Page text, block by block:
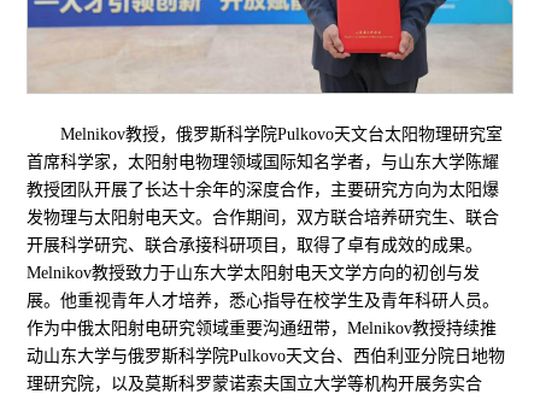
Melnikov教授，俄罗斯科学院Pulkovo天文台太阳物理研究室
首席科学家，太阳射电物理领域国际知名学者，与山东大学陈耀
教授团队开展了长达十余年的深度合作，主要研究方向为太阳爆
发物理与太阳射电天文。合作期间，双方联合培养研究生、联合
开展科学研究、联合承接科研项目，取得了卓有成效的成果。
Melnikov教授致力于山东大学太阳射电天文学方向的初创与发
展。他重视青年人才培养，悉心指导在校学生及青年科研人员。
作为中俄太阳射电研究领域重要沟通纽带，Melnikov教授持续推
动山东大学与俄罗斯科学院Pulkovo天文台、西伯利亚分院日地物
理研究院，以及莫斯科罗蒙诺索夫国立大学等机构开展务实合